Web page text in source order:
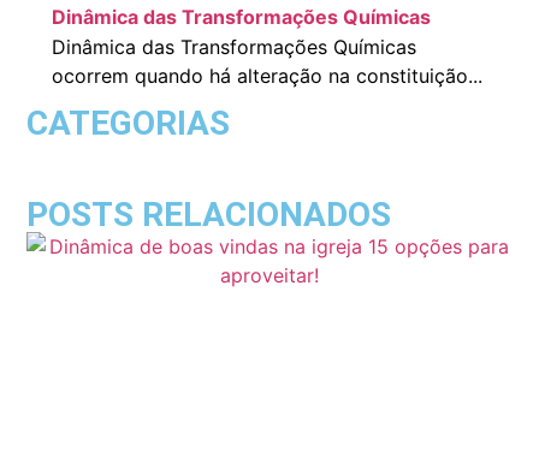
Dinâmica das Transformações Químicas
Dinâmica das Transformações Químicas
ocorrem quando há alteração na constituição...
CATEGORIAS
POSTS RELACIONADOS